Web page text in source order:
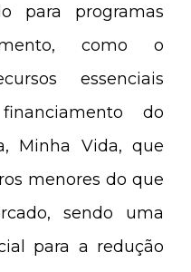
para programas
como o
essenciais
do
Minha Vida, que
menores do que
sendo uma
para a redução